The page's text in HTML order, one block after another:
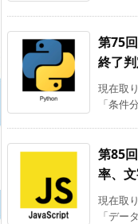
第75
終了
現在取
「条件
第85
率、
現在取
「デー